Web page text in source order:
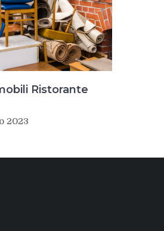
Ristorante
2023